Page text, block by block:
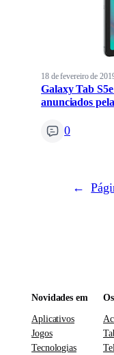
18 de fevereiro de
Galaxy Tab
anunciados
0
←
Novidades em
Aplicativos
Jogos
Tecnologias